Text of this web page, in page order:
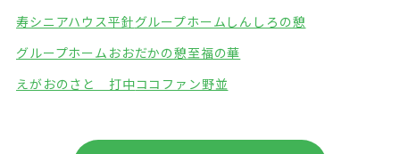
寿シニアハウス平針グループホームしんしろの憩
グループホームおおだかの憩至福の華
えがおのさと 打中ココファン野並